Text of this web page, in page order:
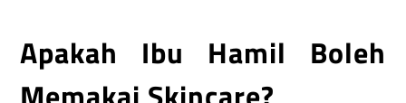
Apakah Ibu Hamil Boleh